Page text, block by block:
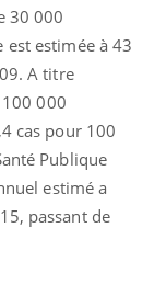
30 000
est estimée à 43
A titre
000
cas pour 100
Publique
estimé a
passant de